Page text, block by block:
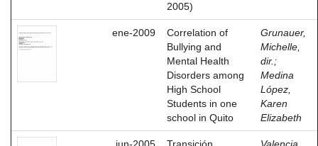
2005)
ene-2009
Correlation of
Bullying and
Mental Health
Disorders among
High School
Students in one
school in Quito
Grunauer,
Michelle,
dir. ;
Medina
López,
Karen
Elizabeth